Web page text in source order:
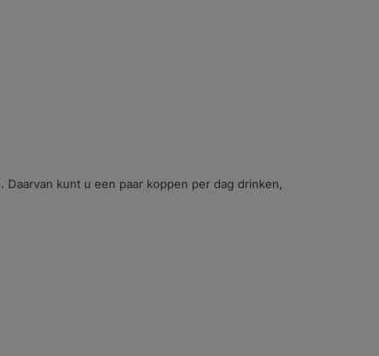
kunt u een paar koppen per dag drinken,